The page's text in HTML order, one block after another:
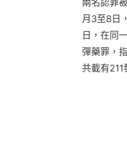
月3至8日
日，在同
彈藥罪，
共載有